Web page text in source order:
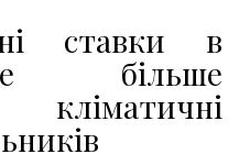
ставки в
більше
кліматичні